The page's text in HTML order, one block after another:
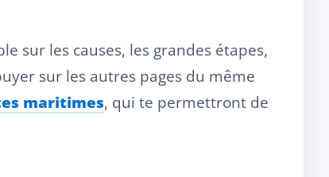
sur les causes, les grandes étapes,
sur les autres pages du même
maritimes, qui te permettront de